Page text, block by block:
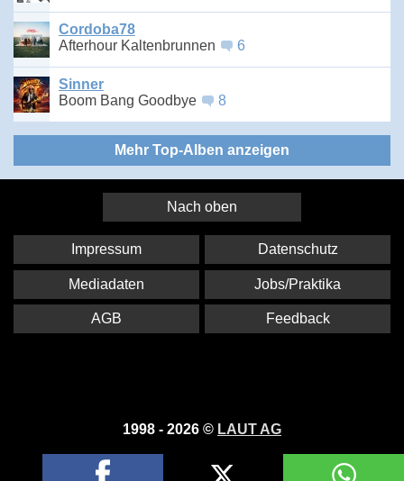
Cordoba78
Afterhour Kaltenbrunnen
6
Sinner
Boom Bang Goodbye
8
Mehr Top-Alben anzeigen
Nach oben
1998 - 2026 © LAUT AG
Impressum Datenschutz
Mediadaten Jobs/Praktika
AGB Feedback